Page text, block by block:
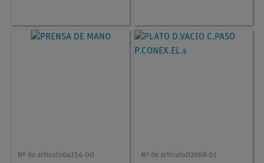
Nº de artículo64154-00 Nº de artículo02668-01